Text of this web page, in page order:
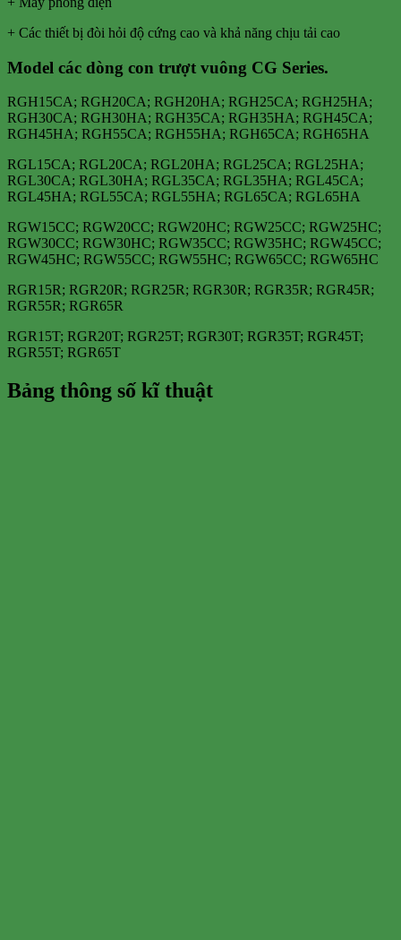
+ Các thiết bị đòi hỏi độ cứng cao và khả năng chịu tải cao
Model các dòng con trượt vuông CG Series.
RGH15CA; RGH20CA; RGH20HA; RGH25CA; RGH25HA;
RGH30CA; RGH30HA; RGH35CA; RGH35HA; RGH45CA;
RGH45HA; RGH55CA; RGH55HA; RGH65CA; RGH65HA
RGL15CA; RGL20CA; RGL20HA; RGL25CA; RGL25HA;
RGL30CA; RGL30HA; RGL35CA; RGL35HA; RGL45CA;
RGL45HA; RGL55CA; RGL55HA; RGL65CA; RGL65HA
RGW15CC; RGW20CC; RGW20HC; RGW25CC; RGW25HC;
RGW30CC; RGW30HC; RGW35CC; RGW35HC; RGW45CC;
RGW45HC; RGW55CC; RGW55HC; RGW65CC; RGW65HC
RGR15R; RGR20R; RGR25R; RGR30R; RGR35R; RGR45R;
RGR55R; RGR65R
RGR15T; RGR20T; RGR25T; RGR30T; RGR35T; RGR45T;
RGR55T; RGR65T
Bảng thông số kĩ thuật